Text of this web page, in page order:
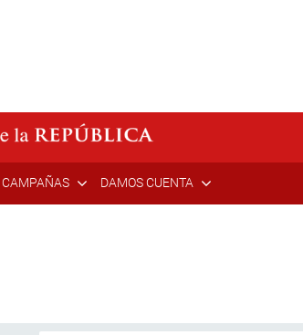
CAMPAÑAS DAMOS CUENTA